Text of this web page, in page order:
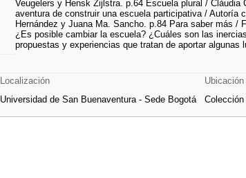
Veugelers y Hensk Zijlstra. p.64 Escuela plural /
aventura de construir una escuela participativa / Autoría
Hernández y Juana Ma. Sancho. p.84 Para saber más /
¿Es posible cambiar la escuela? ¿Cuáles son las
propuestas y experiencias que tratan de aportar
Localización Ubicación
Universidad de San Buenaventura - Sede Bogotá